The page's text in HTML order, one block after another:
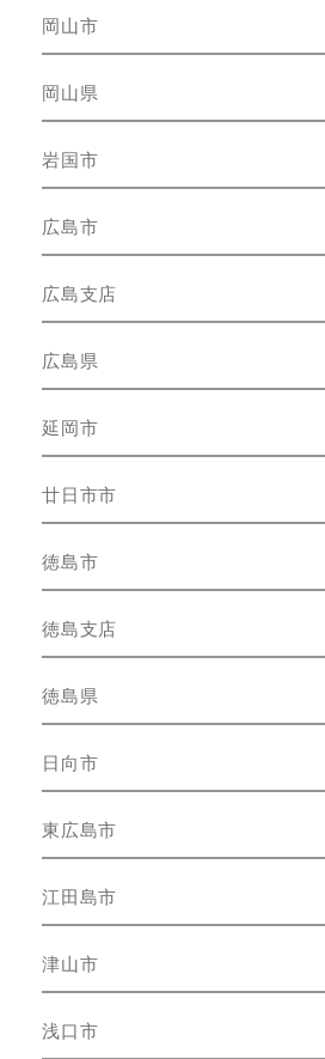
岡山市
岡山県
岩国市
広島市
広島支店
広島県
延岡市
廿日市市
徳島市
徳島支店
徳島県
日向市
東広島市
江田島市
津山市
浅口市